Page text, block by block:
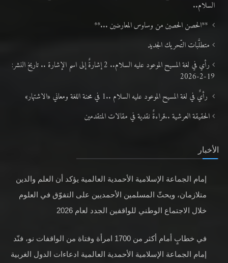
السلام..
**الحصن الحصين من وساوس المعارضين ...**
متطلَّبات التّحريك الجديد
رأي في لغة المسيح الموعود عليه السلام.. 2 إشارةٌ إلى اسم الإشارة .. تاريخ النشر:
19-2-2026
رأيٌ في لغة المسيح الموعود عليه السلام ..1 في محنة اللغة ومعاني «الاشتهار»
الحقيقة العرشية ..قراءةٌ نقدية في مقالات المتقدمين
الأخبار
إمام الجماعة الإسلامية الأحمدية العالمية يؤكد أن العلم والدين
متلازمان، ويحثّ المسلمين الأحمديين على التفوّق في العلوم
خلال الاجتماع الوطني للواقفين الجدد لعام 2026
في خطابٍ أمام أكثر من 1700 امرأة وفتاة من الواقفات نو، فنّد
إمام الجماعة الإسلامية الأحمدية العالمية ادعاءات الدول الغربية